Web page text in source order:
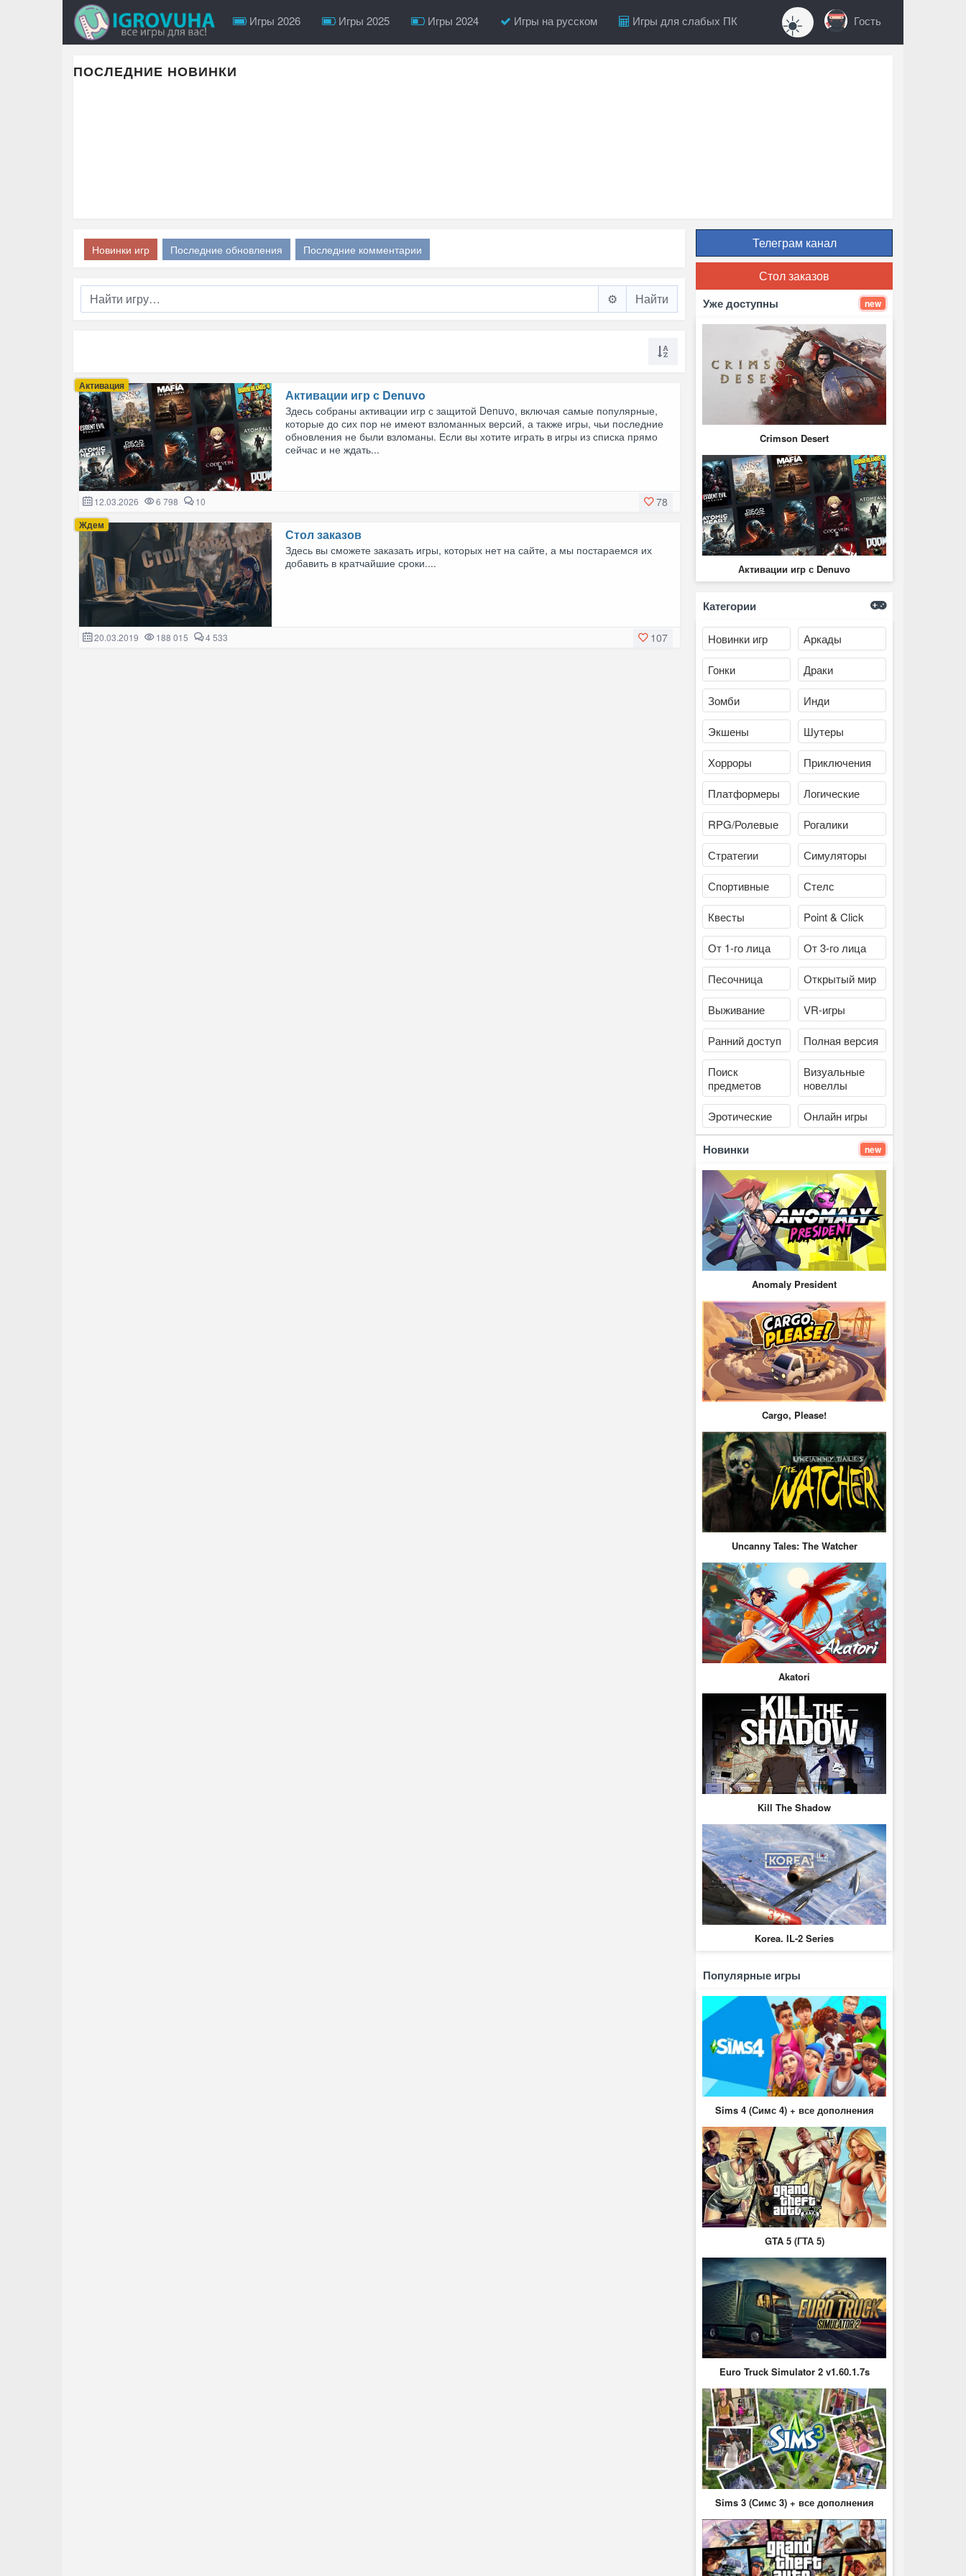
Игры 2026 Игры 2025 Игры 2024 Игры на русском Игры для слабых ПК ☀️ Гость
ПОСЛЕДНИЕ НОВИНКИ
Новинки игр Последние обновления Последние комментарии
⚙️
Активация
Активации игр с Denuvo
Здесь собраны активации игр с защитой Denuvo, включая самые популярные,
которые до сих пор не имеют взломанных версий, а также игры, чьи последние
обновления не были взломаны. Если вы хотите играть в игры из списка прямо
сейчас и не ждать...
78
12.03.2026 6 798 10
Ждем
Стол заказов
Здесь вы сможете заказать игры, которых нет на сайте, а мы постараемся их
добавить в кратчайшие сроки....
107
20.03.2019 188 015 4 533
Телеграм канал
Стол заказов
Уже доступны new
Crimson Desert
Активации игр с Denuvo
Категории
Новинки игр Аркады
Гонки Драки
Зомби Инди
Экшены Шутеры
Хорроры Приключения
Платформеры Логические
RPG/Ролевые Рогалики
Стратегии Симуляторы
Спортивные Стелс
Квесты Point & Click
От 1-го лица От 3-го лица
Песочница Открытый мир
Выживание VR-игры
Ранний доступ Полная версия
Поиск
предметов
Визуальные
новеллы
Эротические Онлайн игры
Новинки new
Anomaly President
Cargo, Please!
Uncanny Tales: The Watcher
Akatori
Kill The Shadow
Korea. IL-2 Series
Популярные игры
Sims 4 (Симс 4) + все дополнения
GTA 5 (ГТА 5)
Euro Truck Simulator 2 v1.60.1.7s
Sims 3 (Симс 3) + все дополнения